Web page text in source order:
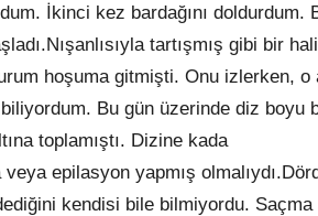
İkinci kez bardağını doldurdum.
tartışmış gibi bir hali
hoşuma gitmişti. Onu izlerken, o
Bu gün üzerinde diz boyu
toplamıştı. Dizine kada
epilasyon yapmış
kendisi bile bilmiyordu.